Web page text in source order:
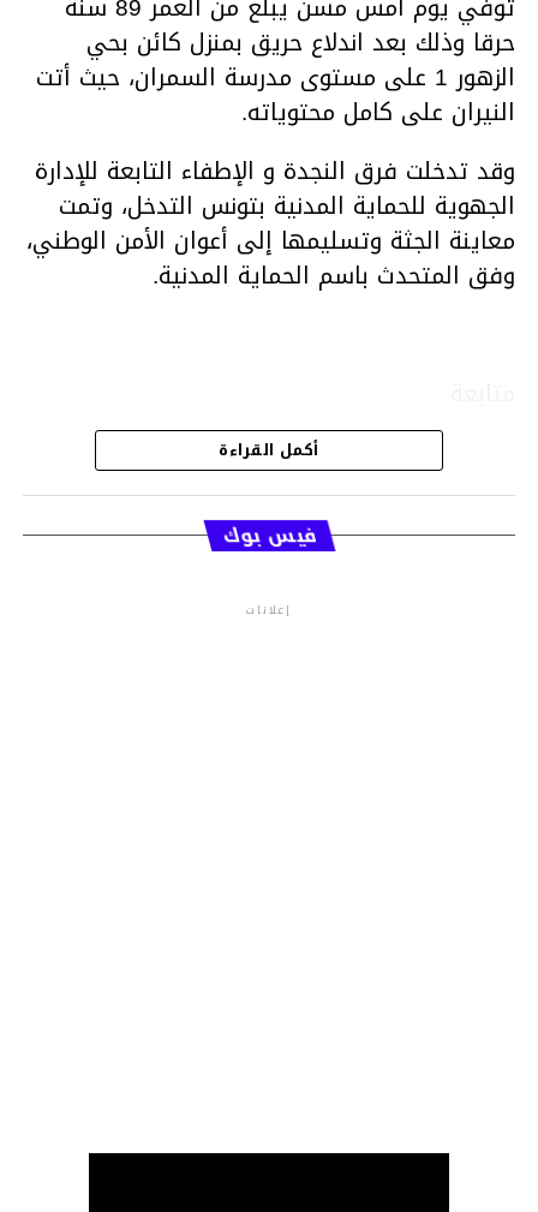
حرقا وذلك بعد اندلاع حريق بمنزل كائن بحي
الزهور 1 على مستوى مدرسة السمران، حيث أتت
النيران على كامل محتوياته.
وقد تدخلت فرق النجدة و الإطفاء التابعة للإدارة
الجهوية للحماية المدنية بتونس التدخل، وتمت
معاينة الجثة وتسليمها إلى أعوان الأمن الوطني،
وفق المتحدث باسم الحماية المدنية.
قسم الاخبار
أكمل القراءة
فيس بوك
إعلانات